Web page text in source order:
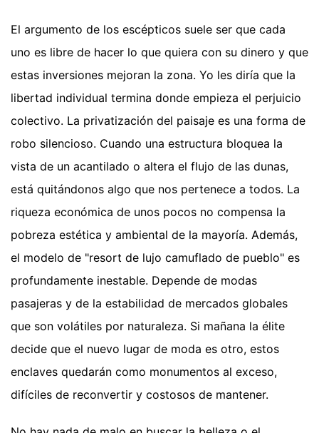
El argumento de los escépticos suele ser que cada
uno es libre de hacer lo que quiera con su dinero y que
estas inversiones mejoran la zona. Yo les diría que la
libertad individual termina donde empieza el perjuicio
colectivo. La privatización del paisaje es una forma de
robo silencioso. Cuando una estructura bloquea la
vista de un acantilado o altera el flujo de las dunas,
está quitándonos algo que nos pertenece a todos. La
riqueza económica de unos pocos no compensa la
pobreza estética y ambiental de la mayoría. Además,
el modelo de "resort de lujo camuflado de pueblo" es
profundamente inestable. Depende de modas
pasajeras y de la estabilidad de mercados globales
que son volátiles por naturaleza. Si mañana la élite
decide que el nuevo lugar de moda es otro, estos
enclaves quedarán como monumentos al exceso,
difíciles de reconvertir y costosos de mantener.